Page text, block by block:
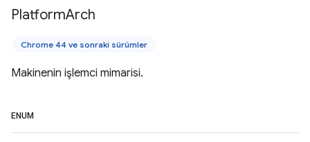
PlatformArch
Chrome 44 ve sonraki sürümler
Makinenin işlemci mimarisi.
ENUM